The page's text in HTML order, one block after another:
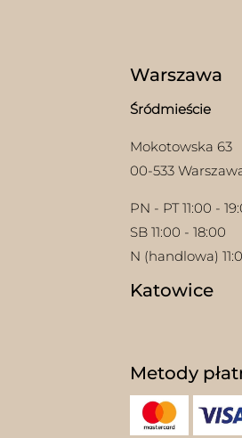
Warszawa
Śródmieście
Mokotowska 63
00-533
PN - PT 11:00 -
SB 11:00 - 18:00
N (handlowa)
Katowice
Metody